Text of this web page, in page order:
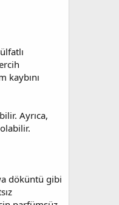
kaybını
Ayrıca,
döküntü gibi